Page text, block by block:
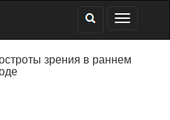
зрения в раннем